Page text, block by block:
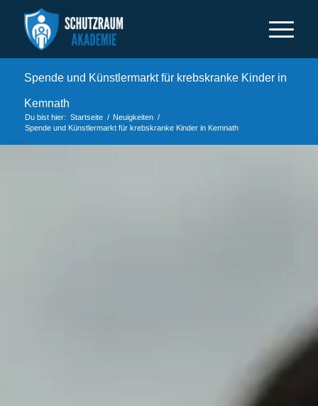
Spende und Künstlermarkt für krebskranke Kinder in
Kemnath
Du bist hier: Startseite / Neuigkeiten /
Spende und Künstlermarkt für krebskranke Kinder in Kemnath